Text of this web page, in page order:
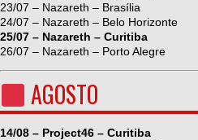
23/07 – Nazareth – Brasília
24/07 – Nazareth – Belo Horizonte
25/07 – Nazareth – Curitiba
26/07 – Nazareth – Porto Alegre
AGOSTO
14/08 – Project46 – Curitiba